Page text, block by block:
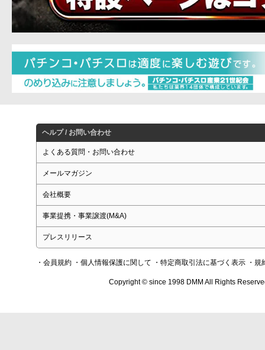
ヘルプ / お問い合わせ
よくある質問・お問い合わせ
メールマガジン
会社概要
事業提携・事業譲渡(M&A)
プレスリリース
・会員規約 ・個人情報保護に関して ・特定商取引法に基づく表示 ・規
Copyright © since 1998 DMM All Rights